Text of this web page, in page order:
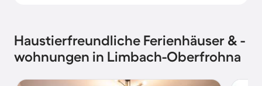
Haustierfreundliche Ferienhäuser & -
wohnungen in Limbach-Oberfrohna